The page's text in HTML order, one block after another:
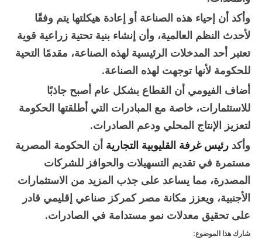
وأكد أن إحياء هذه الصناعة أو إعادة هيكلتها يتم وفقًا
لأحدث النظم العالمية، وأن إنشاء بنية تحتية زراعية قوية
تعتبر أحد المدخلات الرئيسية لهذه الصناعة، مقدمًا التحية
للحكومة لأنها توجهت لهذه الصناعة.
أضاف الفيومي أن القطاع بشكل عام أصبح جاذبًا
للاستثمارات، خاصة مع المبادرات التي أطلقتها الحكومة
لتعزيز الإنتاج المحلي ودعم الصادرات.
وأكدرئيس غرفة القليوبية التجاريةأن الحكومة المصرية
مستمرة في تقديم التسهيلات والحوافز للشركات
المصدرة، مما يساعد على جذب المزيد من الاستثمارات
الأجنبية، ويعزز مكانة مصر كمركز صناعي إقليمي قادر
على تحقيق معدلات نمو مستدامة في الصادرات.
شارك هذا الموضوع: